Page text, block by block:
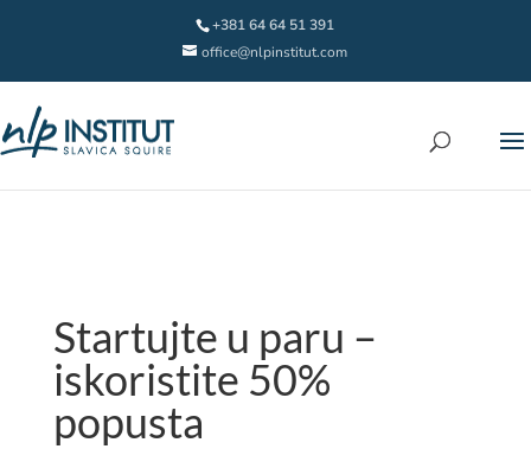
+381 64 64 51 391
office@nlpinstitut.com
Startujte u paru –
iskoristite 50%
popusta